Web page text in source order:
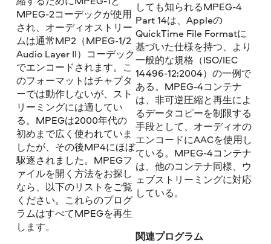
MPEG-2コーデックが使用
され、オーディオストリー
ムは通常MP2（MPEG-1/2
Audio Layer II）コーデック
でエンコードされます。こ
のフォーマットはチャプタ
ーでは動作しないが、スト
リーミングには適してい
る。MPEGは2000年代の
初めまで広く使われていま
したが、その後MP4にほぼ
駆逐されました。MPEGフ
ァイルを開く方法をお探し
なら、以下のリストをご覧
ください。これらのプログ
ラムはすべてMPEGを再生
します。
しても知られるMPEG-4
Part 14は、Appleの
QuickTime File Formatに
基づいた仕様を持つ、より
一般的な規格（ISO/IEC
14496-12:2004）の一例で
ある。MPEG-4コンテナ
は、非可逆圧縮と再生によ
るデータコピーを制限する
手段として、オーディオの
エンコードにAACを使用し
ている。MPEG-4コンテナ
は、他のコンテナ同様、ウ
ェブストリーミングに対応
している。
関連プログラム